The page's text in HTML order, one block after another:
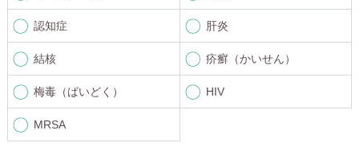
認知症 肝炎
結核 疥癬（かいせん）
梅毒（ばいどく） HIV
MRSA